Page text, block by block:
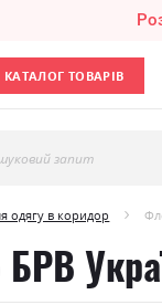
КАТАЛОГ ТОВАРІВ
запит
одягу в коридор